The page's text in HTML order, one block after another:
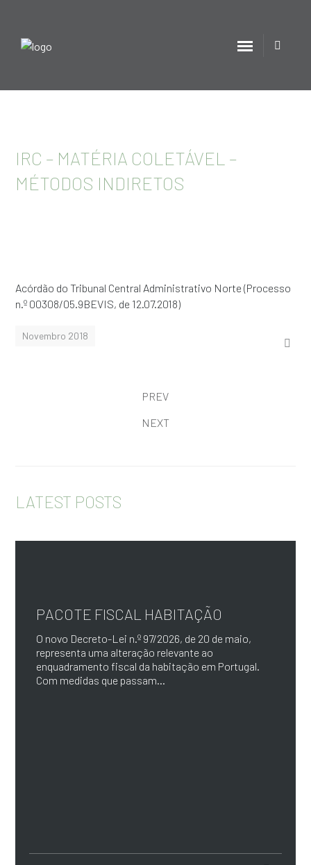
IRC – MATÉRIA COLETÁVEL –
MÉTODOS INDIRETOS
Acórdão do Tribunal Central Administrativo Norte (Processo
n.º 00308/05.9BEVIS, de 12.07.2018)
Novembro 2018
PREV
NEXT
LATEST POSTS
PACOTE FISCAL HABITAÇÃO
O novo Decreto-Lei n.º 97/2026, de 20 de maio,
representa uma alteração relevante ao
enquadramento fiscal da habitação em Portugal.
Com medidas que passam...